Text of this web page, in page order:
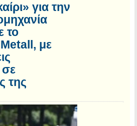
για την
το
με
σε
της